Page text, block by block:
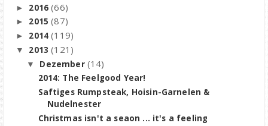
► 2016(66)
► 2015(87)
► 2014(119)
▼ 2013(121)
▼ Dezember (14)
2014: The Feelgood Year!
Saftiges Rumpsteak, Hoisin-Garnelen &
Nudelnester
Christmas isn't a seaon ... it's a feeling